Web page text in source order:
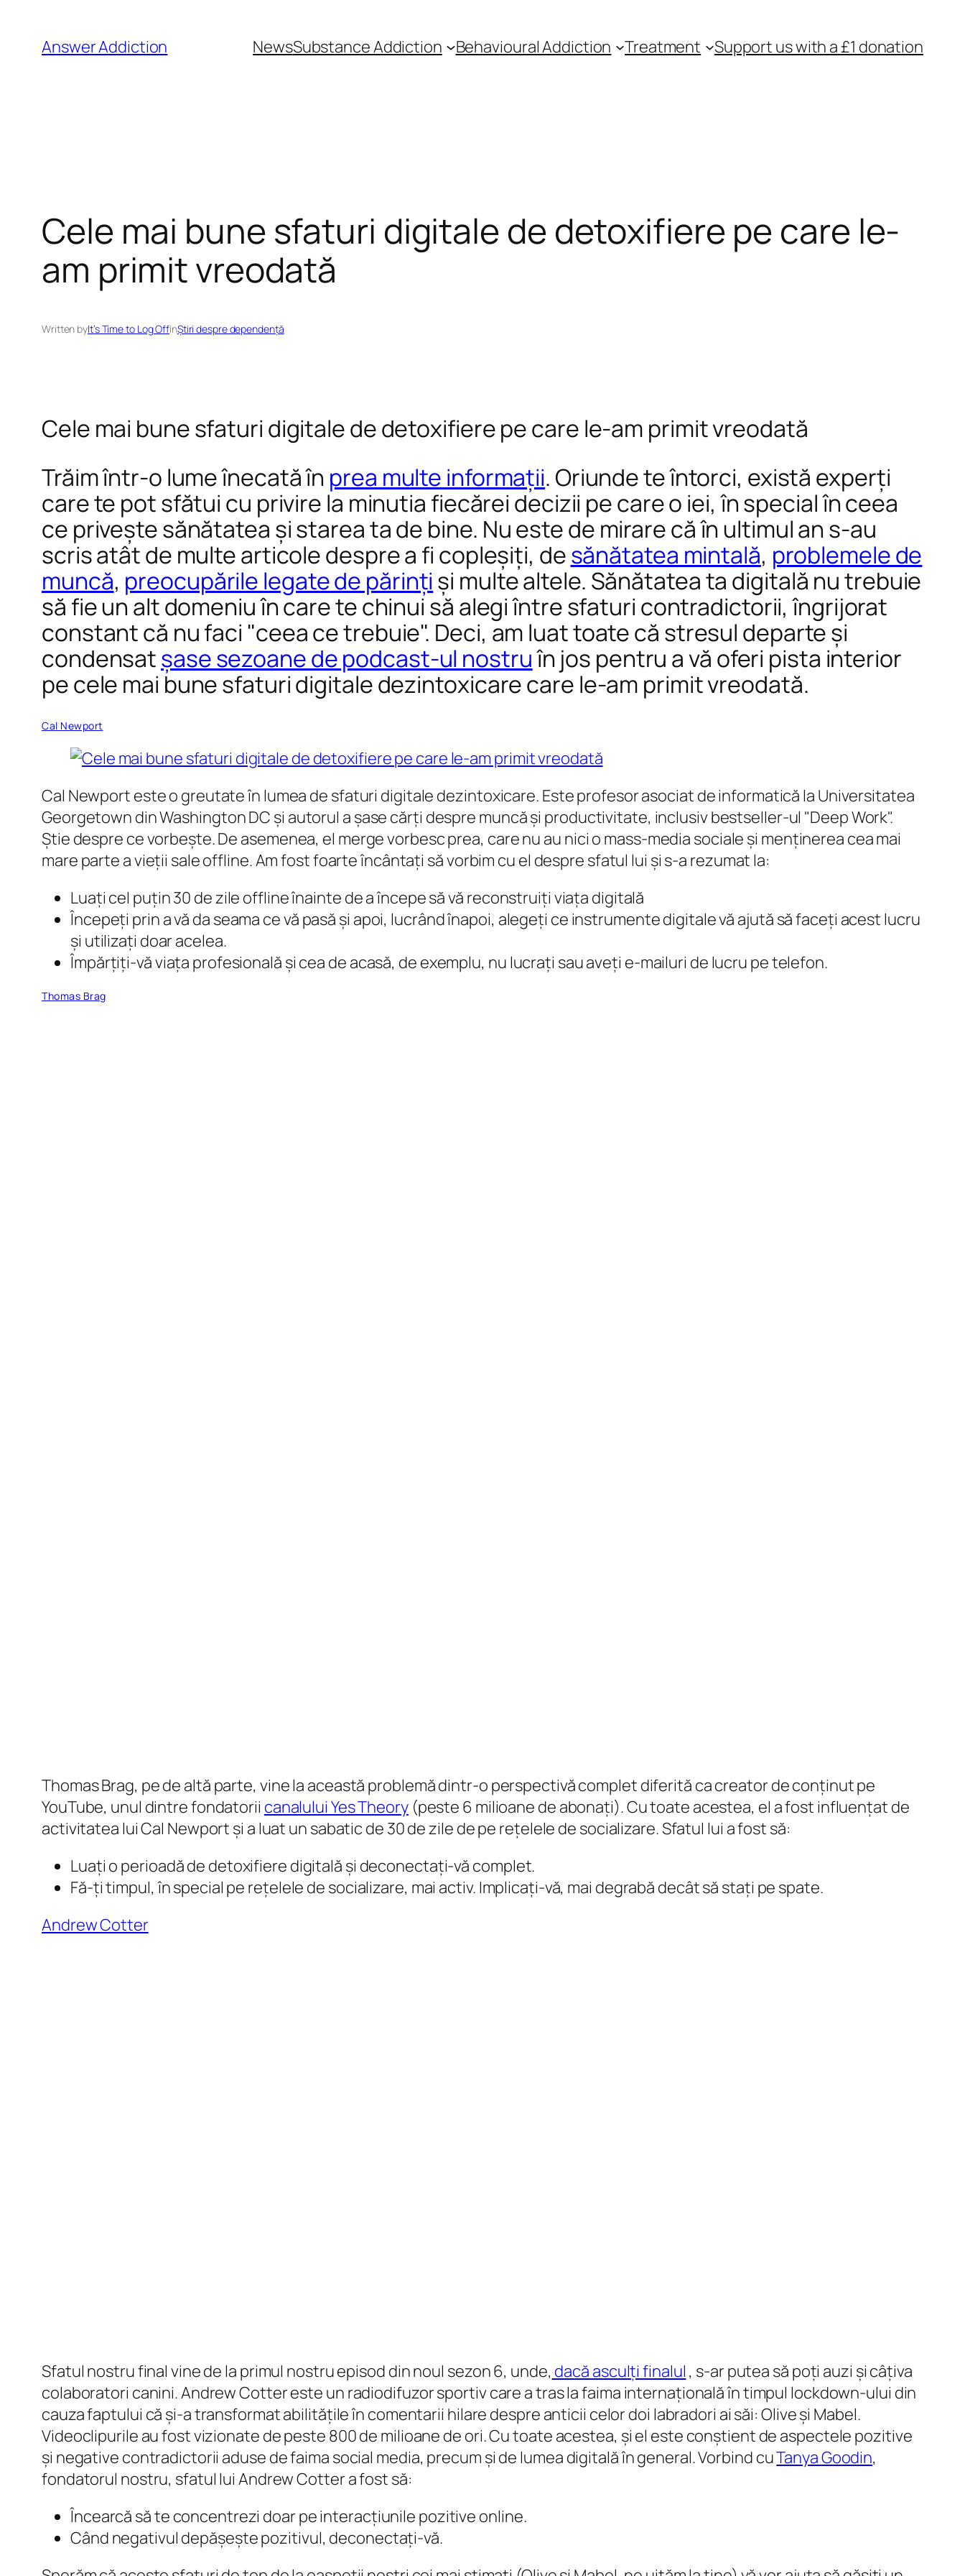
conținut
Answer Addiction NewsSubstance Addiction Behavioural Addiction Treatment Support us with a £1 donation
Cele mai bune sfaturi digitale de detoxifiere pe care le-
am primit vreodată
Written byIt’s Time to Log OffinȘtiri despre dependență
Cele mai bune sfaturi digitale de detoxifiere pe care le-am primit vreodată
Trăim într-o lume înecată în prea multe informații. Oriunde te întorci, există experți
care te pot sfătui cu privire la minutia fiecărei decizii pe care o iei, în special în ceea
ce privește sănătatea și starea ta de bine. Nu este de mirare că în ultimul an s-au
scris atât de multe articole despre a fi copleșiți, desănătatea mintală, problemele de
muncă, preocupările legate de părinți și multe altele. Sănătatea ta digitală nu trebuie
să fie un alt domeniu în care te chinui să alegi între sfaturi contradictorii, îngrijorat
constant că nu faci "ceea ce trebuie". Deci, am luat toate că stresul departe și
condensatșase sezoane de podcast-ul nostruîn jos pentru a vă oferi pista interior
pe cele mai bune sfaturi digitale dezintoxicare care le-am primit vreodată.
Cal Newport
Cal Newport este o greutate în lumea de sfaturi digitale dezintoxicare. Este profesor asociat de informatică la Universitatea
Georgetown din Washington DC și autorul a șase cărți despre muncă și productivitate, inclusiv bestseller-ul "Deep Work".
Știe despre ce vorbește. De asemenea, el merge vorbesc prea, care nu au nici o mass-media sociale și menținerea cea mai
mare parte a vieții sale offline. Am fost foarte încântați să vorbim cu el despre sfatul lui și s-a rezumat la:
Luați cel puțin 30 de zile offline înainte de a începe să vă reconstruiți viața digitală
Începeți prin a vă da seama ce vă pasă și apoi, lucrând înapoi, alegeți ce instrumente digitale vă ajută să faceți acest lucru
și utilizați doar acelea.
Împărțiți-vă viața profesională și cea de acasă, de exemplu, nu lucrați sau aveți e-mailuri de lucru pe telefon.
Thomas Brag
Thomas Brag, pe de altă parte, vine la această problemă dintr-o perspectivă complet diferită ca creator de conținut pe
YouTube, unul dintre fondatorii canalului Yes Theory(peste 6 milioane de abonați). Cu toate acestea, el a fost influențat de
activitatea lui Cal Newport și a luat un sabatic de 30 de zile de pe rețelele de socializare. Sfatul lui a fost să:
Luați o perioadă de detoxifiere digitală și deconectați-vă complet.
Fă-ți timpul, în special pe rețelele de socializare, mai activ. Implicați-vă, mai degrabă decât să stați pe spate.
Andrew Cotter
Sfatul nostru final vine de la primul nostru episod din noul sezon 6, unde, dacă asculți finalul , s-ar putea să poți auzi și câțiva
colaboratori canini. Andrew Cotter este un radiodifuzor sportiv care a tras la faima internațională în timpul lockdown-ului din
cauza faptului că și-a transformat abilitățile în comentarii hilare despre anticii celor doi labradori ai săi: Olive și Mabel.
Videoclipurile au fost vizionate de peste 800 de milioane de ori. Cu toate acestea, și el este conștient de aspectele pozitive
și negative contradictorii aduse de faima social media, precum și de lumea digitală în general. Vorbind cuTanya Goodin,
fondatorul nostru, sfatul lui Andrew Cotter a fost să:
Încearcă să te concentrezi doar pe interacțiunile pozitive online.
Când negativul depășește pozitivul, deconectați-vă.